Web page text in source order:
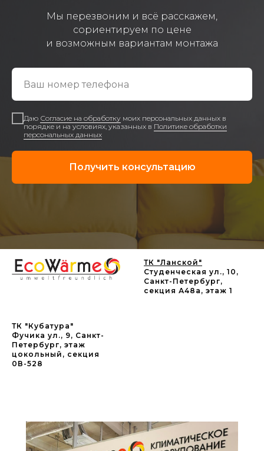
Мы перезвоним и всё расскажем,
сориентируем по цене
и возможным вариантам монтажа
Даю Согласие на обработку моих персональных данных в
порядке и на условиях, указанных в Политике обработки
персональных данных
Получить консультацию
ТК "Ланской"
Студенческая ул., 10,
Санкт-Петербург,
секция А48а, этаж 1
ТК "Кубатура"
Фучика ул., 9, Санкт-
Петербург, этаж
цокольный, секция
0В-528